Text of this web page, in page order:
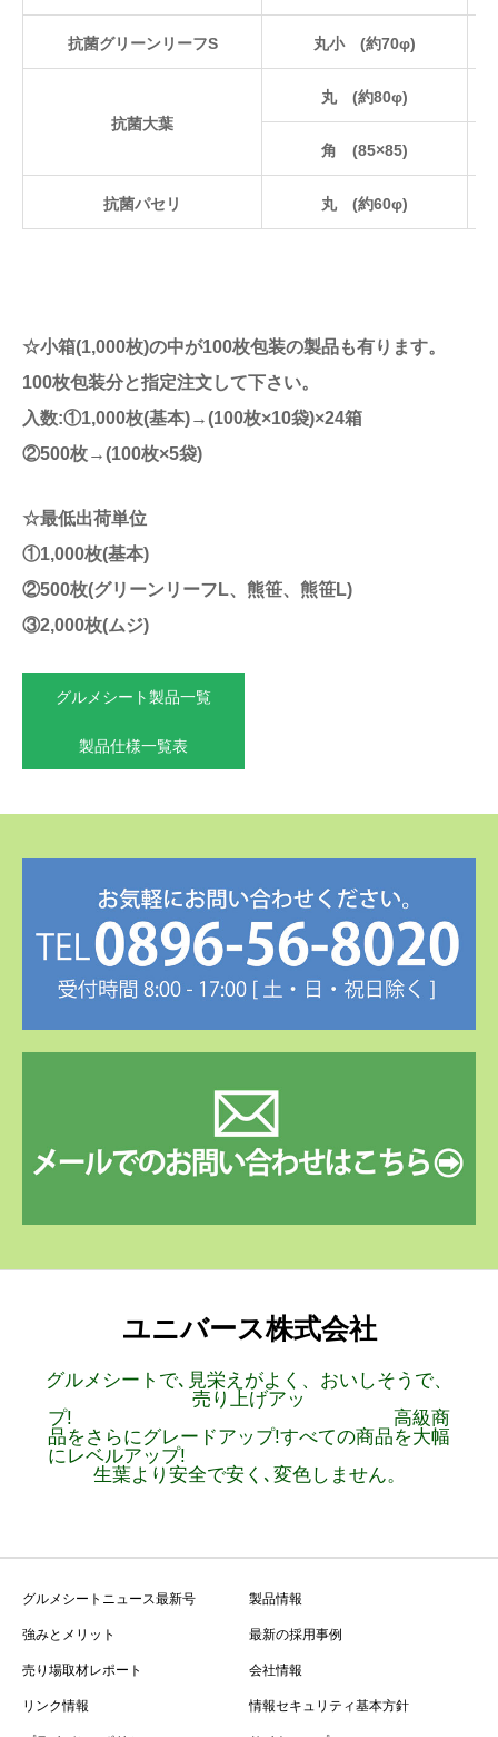
抗菌グリーンリーフS 丸小 (約70φ)
抗菌大葉
丸 (約80φ)
角 (85×85)
抗菌パセリ 丸 (約60φ)
☆小箱(1,000枚)の中が100枚包装の製品も有ります。
100枚包装分と指定注文して下さい。
入数:①1,000枚(基本)→(100枚×10袋)×24箱
②500枚→(100枚×5袋)
☆最低出荷単位
①1,000枚(基本)
②500枚(グリーンリーフL、熊笹、熊笹L)
③2,000枚(ムジ)
グルメシート製品一覧
製品仕様一覧表
ユニバース株式会社
グルメシートで､見栄えがよく、おいしそうで、
売り上げアッ
プ! 高級商
品をさらにグレードアップ!すべての商品を大幅
にレベルアップ!
生葉より安全で安く､変色しません。
グルメシートニュース最新号 製品情報
強みとメリット 最新の採用事例
売り場取材レポート 会社情報
リンク情報 情報セキュリティ基本方針